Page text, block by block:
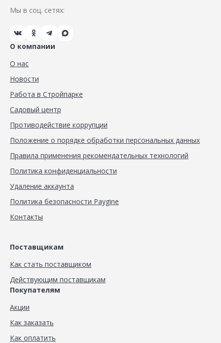
Мы в соц. сетях:
О компании
О нас
Новости
Работа в Стройпарке
Садовый центр
Противодействие коррупции
Положение о порядке обработки персональных данных
Правила применения рекомендательных технологий
Политика конфиденциальности
Удаление аккаунта
Политика безопасности Paygine
Контакты
Поставщикам
Как стать поставщиком
Действующим поставщикам
Покупателям
Акции
Как заказать
Как оплатить